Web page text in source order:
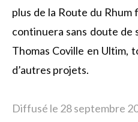
plus de la Route du Rhum
continuera sans doute de
Thomas Coville en
d’autres projets.
Diffusé le 28 septembre